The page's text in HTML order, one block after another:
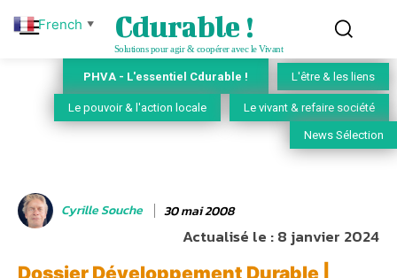
Cdurable !
Solutions pour agir & coopérer avec le Vivant
PHVA - L'essentiel Cdurable ! L'être & les liens
Le pouvoir & l'action locale Le vivant & refaire société
News Sélection
Cyrille Souche 30 mai 2008
Actualisé le :8 janvier 2024
Dossier Développement Durable |
French ▼